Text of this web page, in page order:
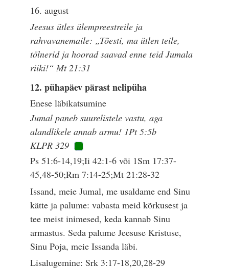
16. august
Jeesus ütles ülempreestreile ja
rahvavanemaile: „Tõesti, ma ütlen teile,
tölnerid ja hoorad saavad enne teid Jumala
riiki!“ Mt 21:31
12. pühapäev pärast nelipüha
Enese läbikatsumine
Jumal paneb suurelistele vastu, aga
alandlikele annab armu! 1Pt 5:5b
KLPR 329
Ps 51:6-14,19;Ii 42:1-6 või 1Sm 17:37-
45,48-50;Rm 7:14-25;Mt 21:28-32
Issand, meie Jumal, me usaldame end Sinu
kätte ja palume: vabasta meid kõrkusest ja
tee meist inimesed, keda kannab Sinu
armastus. Seda palume Jeesuse Kristuse,
Sinu Poja, meie Issanda läbi.
Lisalugemine: Srk 3:17-18,20,28-29